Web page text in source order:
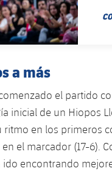
a más
el partido
inicial de un Hiopos
ritmo en los primeros
el marcador (17-6).
ido encontrando